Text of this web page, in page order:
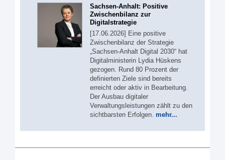
Sachsen-Anhalt: Positive
Zwischenbilanz zur
Digitalstrategie
[17.06.2026] Eine positive
Zwischenbilanz der Strategie
„Sachsen-Anhalt Digital 2030“ hat
Digitalministerin Lydia Hüskens
gezogen. Rund 80 Prozent der
definierten Ziele sind bereits
erreicht oder aktiv in Bearbeitung.
Der Ausbau digitaler
Verwaltungsleistungen zählt zu den
sichtbarsten Erfolgen. mehr...